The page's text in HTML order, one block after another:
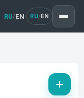
RU/EN RU/ EN